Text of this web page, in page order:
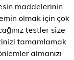
maddelerinin
olmak için çok
testler size
tamamlamak
almanızı